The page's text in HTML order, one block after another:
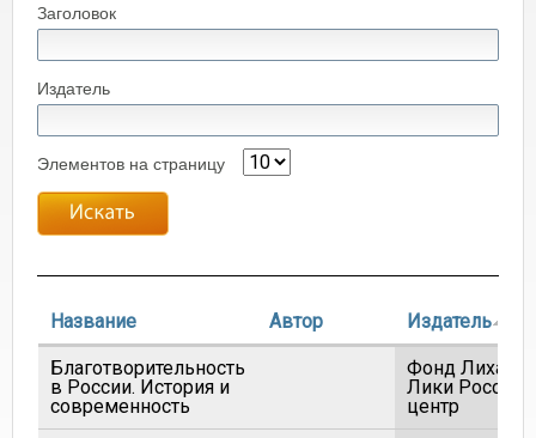
Заголовок
Издатель
Элементов на страницу
Название Автор Издатель
Благотворительность
в России. История и
современность
Фонд
Лики России,
центр